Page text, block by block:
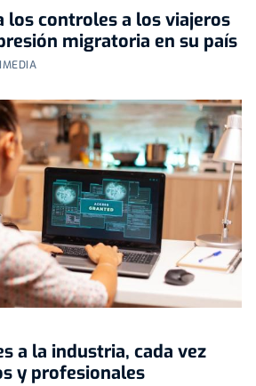
controles a los viajeros
migratoria en su país
a la industria, cada vez
y profesionales